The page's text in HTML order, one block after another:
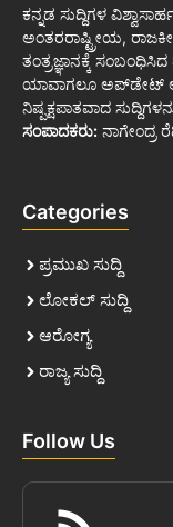
ಕನ್ನಡ ಸುದ್ದಿಗಳ
ಅಂತರರಾಷ್ಟ್ರೀಯ,
ತಂತ್ರಜ್ಞಾನಕ್ಕೆ
ಯಾವಾಗಲೂ ಅಪ್‌ಡೇಟ್
ನಿಷ್ಪಕ್ಷಪಾತವಾದ
ಸಂಪಾದಕರು: ನಾಗೇಂದ್ರ
Categories
ಪ್ರಮುಖ ಸುದ್ದಿ
ಲೋಕಲ್ ಸುದ್ದಿ
ಆರೋಗ್ಯ
ರಾಜ್ಯ ಸುದ್ದಿ
Follow Us